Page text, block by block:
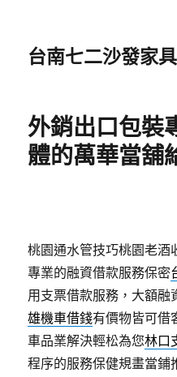
台南七二沙發家
外銷出口包裝
體的萬華當舖
桃園通水管技巧桃園老酒
專業的融資借款服務保密
用支票借款服務，大額融
雄機車借錢有價物皆可借
車品業解決輕松為您林口
程序的服務保健規畫當鋪